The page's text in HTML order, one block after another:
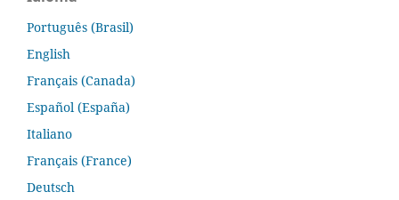
Português (Brasil)
English
Français (Canada)
Español (España)
Italiano
Français (France)
Deutsch